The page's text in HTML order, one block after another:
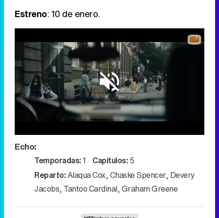
Estreno: 10 de enero.
Unmute /
Loaded :
36.50%
Echo:
Temporadas:1 Capitulos:5
Reparto:Alaqua Cox,Chaske Spencer, Devery
Jacobs, Tantoo Cardinal,Graham Greene